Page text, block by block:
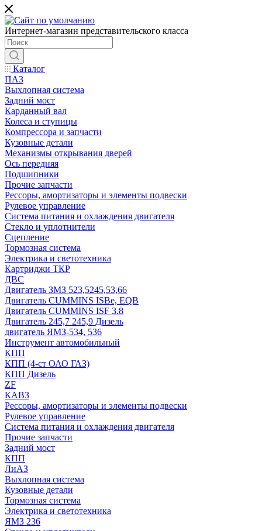
Интернет-магазин представительского класса
Каталог
ПАЗ
Выхлопная система
Задний мост
Карданный вал
Колеса и ступицы
Компрессора и запчасти
Кузовные детали
Механизмы открывания дверей
Ось передняя
Подшипники
Прочие запчасти
Рессоры, амортизаторы и элементы подвески
Рулевое управление
Система питания и охлаждения двигателя
Стекло и уплотнители
Сцепление
Тормозная система
Электрика и светотехника
Картриджи ТКР
ДВС
Двигатель ЗМЗ 523,5245,53,66
Двигатель CUMMINS ISBe, EQB
Двигатель CUMMINS ISF 3.8
Двигатель 245,7 245,9 Дизель
двигатель ЯМЗ-534, 536
Инструмент автомобильный
КПП
КПП (4-ст ОАО ГАЗ)
КПП Дизель
ZF
КАВЗ
Рессоры, амортизаторы и элементы подвески
Рулевое управление
Система питания и охлаждения двигателя
Прочие запчасти
Задний мост
КПП
ЛиАЗ
Выхлопная система
Кузовные детали
Тормозная система
Электрика и светотехника
ЯМЗ 236